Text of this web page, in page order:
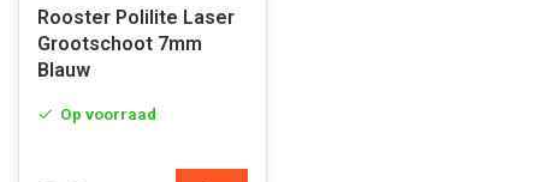
Rooster Polilite Laser
Grootschoot 7mm
Blauw
Op voorraad